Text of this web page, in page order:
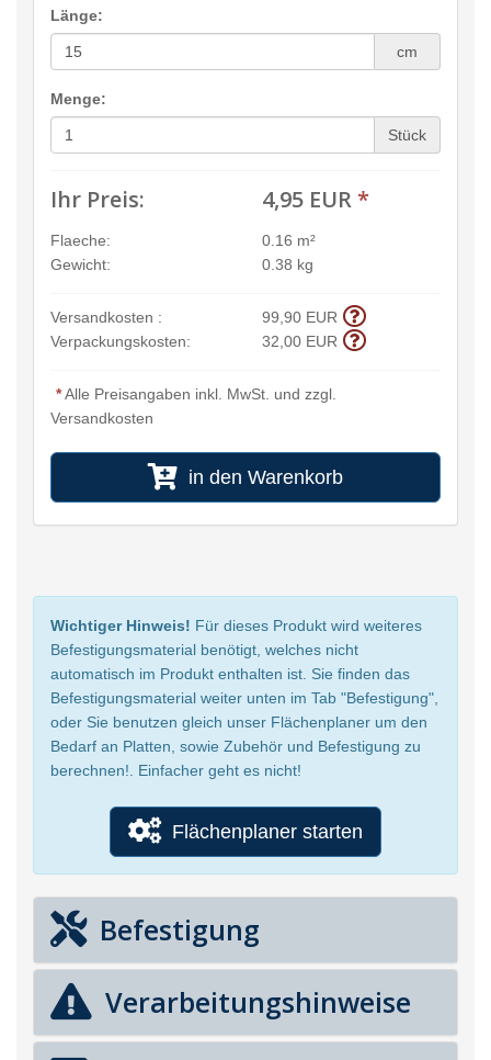
Länge:
cm
Menge:
Stück
Ihr Preis: 4,95 EUR*
Flaeche:
0.16 m²
Gewicht:
0.38 kg
Versandkosten :
99,90 EUR
Verpackungskosten:
32,00 EUR
*Alle Preisangaben inkl. MwSt. und zzgl.
Versandkosten
in den Warenkorb
Wichtiger Hinweis! Für dieses Produkt wird weiteres
Befestigungsmaterial benötigt, welches nicht
automatisch im Produkt enthalten ist. Sie finden das
Befestigungsmaterial weiter unten im Tab "Befestigung",
oder Sie benutzen gleich unser Flächenplaner um den
Bedarf an Platten, sowie Zubehör und Befestigung zu
berechnen!. Einfacher geht es nicht!
Flächenplaner starten
Befestigung
Verarbeitungshinweise